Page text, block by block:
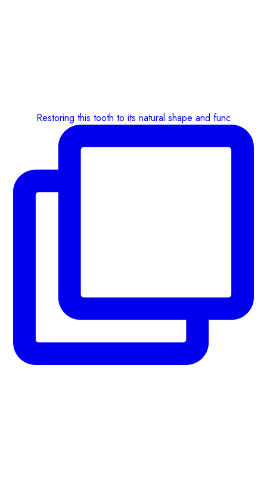
Restoring this tooth to its natural shape and func